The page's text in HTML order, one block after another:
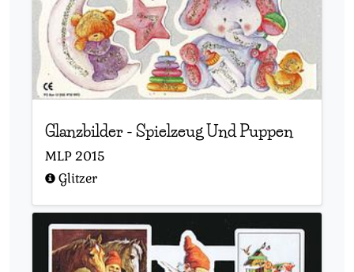
Glanzbilder - Spielzeug Und Puppen
MLP2015
Glitzer